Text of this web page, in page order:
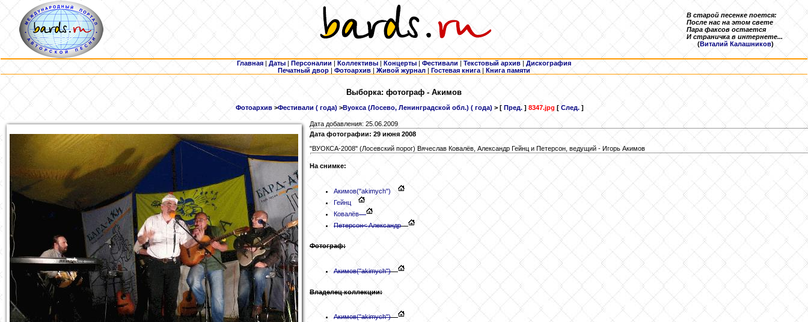
В старой песенке поется:
После нас на этом свете
Пара факсов остается
И страничка в интернете...
(Виталий Калашников)
Главная | Даты | Персоналии | Коллективы | Концерты | Фестивали | Текстовый архив | Дискография
Печатный двор | Фотоархив | Живой журнал |Гостевая книга | Книга памяти
Выборка: фотограф - Акимов
Фотоархив>Фестивали ( года) >Вуокса (Лосево, Ленинградской обл.) ( года) > [ Пред.] 8347.jpg [ След.]
Дата добавления: 25.06.2009
Дата фотографии: 29 июня 2008
"ВУОКСА-2008" (Лосевский порог) Вячеслав Ковалёв, Александр Гейнц и Петерсон, ведущий - Игорь Акимов
На снимке:
Акимов("akimych")
Гейнц
Ковалёв
Петерсон< Александр
Фотограф:
Акимов("akimych")
Владелец коллекции:
Акимов("akimych")